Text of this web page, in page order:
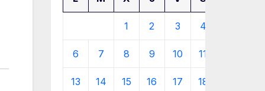
1 2 3 4
6 7 8 9 10 11
13 14 15 16 17 18